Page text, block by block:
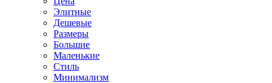
Элитные
Дешевые
Размеры
Большие
Маленькие
Стиль
Минимализм